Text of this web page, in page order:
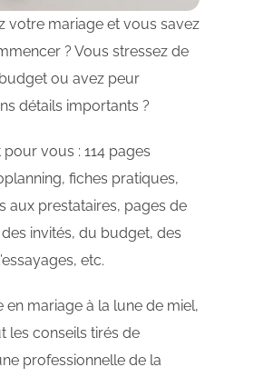
votre mariage et vous savez
? Vous stressez de
ou avez peur
détails importants ?
vous : 114 pages
fiches pratiques,
aux prestataires, pages de
invités, du budget, des
etc.
en mariage à la lune de miel,
les conseils tirés de
professionnelle de la